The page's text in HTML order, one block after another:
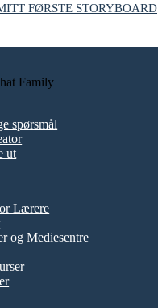
FØRSTE STORYBOARD
spørsmål
ut
Lærere
og Mediesentre